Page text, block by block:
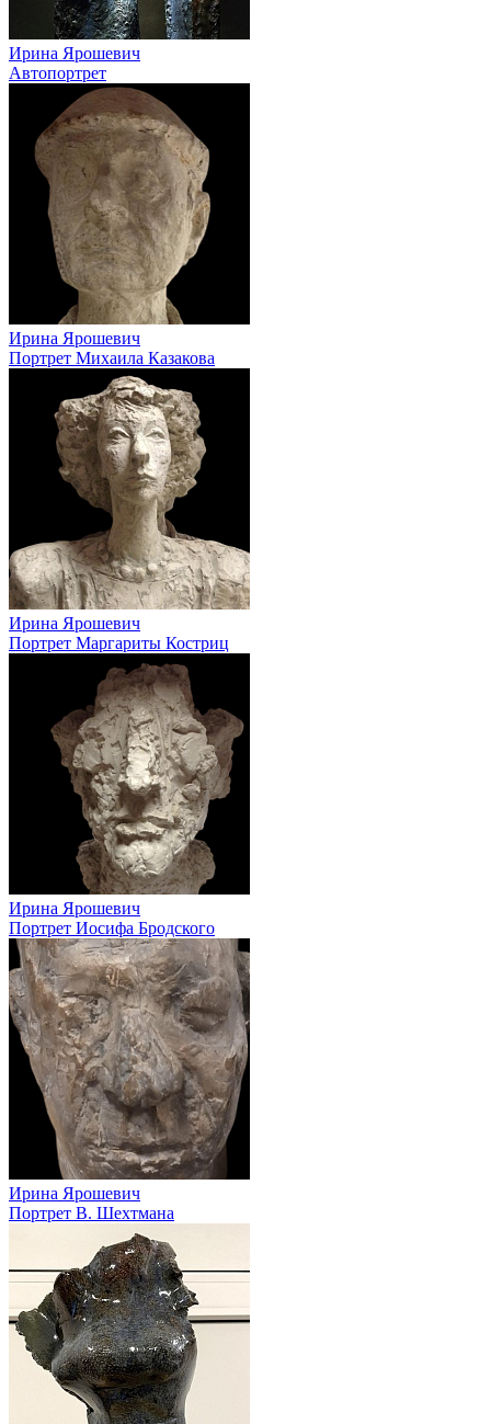
Ирина Ярошевич
Автопортрет
Ирина Ярошевич
Портрет Михаила Казакова
Ирина Ярошевич
Портрет Маргариты Костриц
Ирина Ярошевич
Портрет Иосифа Бродского
Ирина Ярошевич
Портрет В. Шехтмана